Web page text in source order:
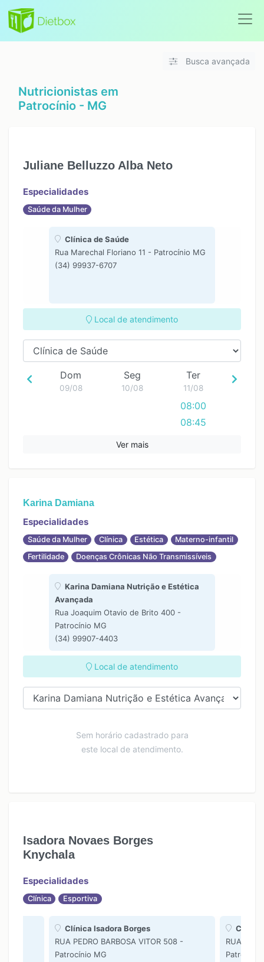
Busca avançada
Nutricionistas em
Patrocínio - MG
Juliane Belluzzo Alba Neto
Especialidades
Saúde da Mulher
Clínica de Saúde
Rua Marechal Floriano 11 - Patrocínio MG
(34) 99937-6707
Local de atendimento
Dom
09/08
Seg
10/08
Ter
11/08
08:00
08:45
14:00
14:45
Ver mais
Karina Damiana
Especialidades
Saúde da Mulher Clínica Estética
Materno-infantil
Fertilidade
Doenças Crônicas Não Transmissíveis
Karina Damiana Nutrição e Estética
Avançada
Rua Joaquim Otavio de Brito 400 -
Patrocínio MG
(34) 99907-4403
Local de atendimento
Sem horário cadastrado para
este local de atendimento.
Isadora Novaes Borges
Knychala
Especialidades
Clínica Esportiva
Clínica Isadora Borges
RUA PEDRO BARBOSA VITOR 508 -
Patrocínio MG
RUA
Patrocínio